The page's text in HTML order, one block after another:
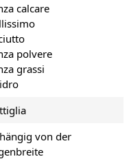
calcare
polvere
grassi
von der